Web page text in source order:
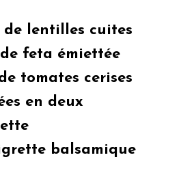
de lentilles cuites
feta émiettée
tomates cerises
en deux
balsamique